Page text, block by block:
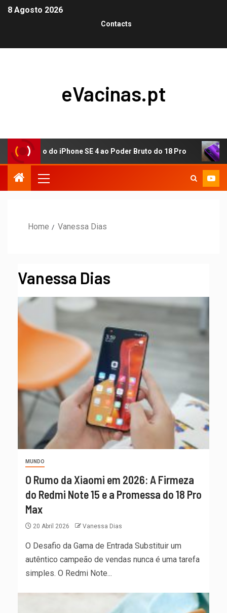
8 Agosto 2026
Contacts
eVacinas.pt
do iPhone SE 4 ao Poder Bruto do 18 Pro Visão de
Home Vanessa Dias
Vanessa Dias
MUNDO
O Rumo da Xiaomi em 2026: A Firmeza
do Redmi Note 15 e a Promessa do 18 Pro
Max
20 Abril 2026 Vanessa Dias
O Desafio da Gama de Entrada Substituir um
autêntico campeão de vendas nunca é uma tarefa
simples. O Redmi Note...